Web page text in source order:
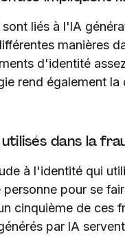
liés à l'IA
manières
d'identité
rend également
dans la
à l'identité qui
pour se
cinquième de ces
par IA